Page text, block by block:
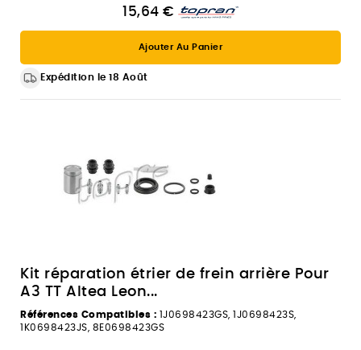
15,64 €
Ajouter Au Panier
Expédition le 18 Août
Kit réparation étrier de frein arrière Pour
A3 TT Altea Leon...
Références Compatibles : 1J0698423GS, 1J0698423S,
1K0698423JS, 8E0698423GS